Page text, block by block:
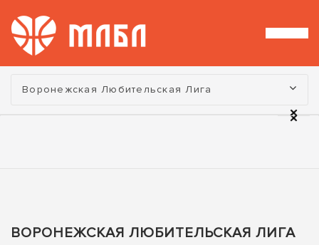
Турнир:
Воронежская Любительская Лига
ВОРОНЕЖСКАЯ ЛЮБИТЕЛЬСКАЯ ЛИГА